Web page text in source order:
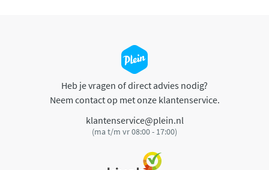
Heb je vragen of direct advies nodig?
Neem contact op met onze klantenservice.
klantenservice@plein.nl
(ma t/m vr 08:00 - 17:00)